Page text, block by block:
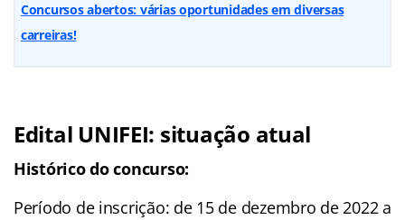
Concursos abertos: várias oportunidades em diversas
carreiras!
Edital UNIFEI: situação atual
Histórico do concurso:
Período de inscrição: de 15 de dezembro de 2022 a